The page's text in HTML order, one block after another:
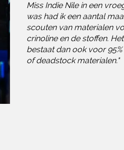
Miss Indie Nile in een
was had ik een aantal
scouten van materialen
crinoline en de stoffen.
bestaat dan ook voor
of deadstock materialen."